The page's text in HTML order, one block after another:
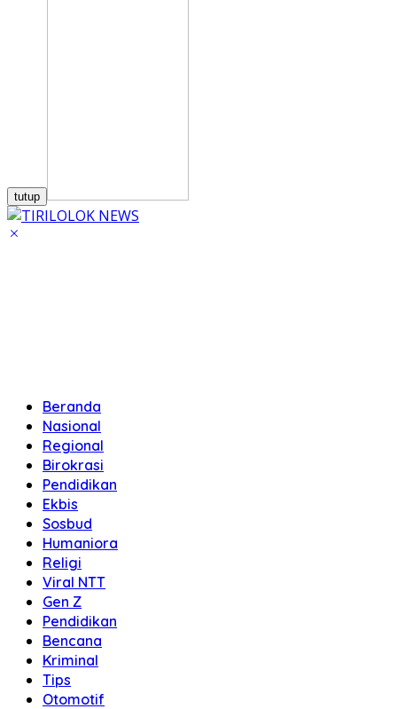
tutup
Beranda
Nasional
Regional
Birokrasi
Pendidikan
Ekbis
Sosbud
Humaniora
Religi
Viral NTT
Gen Z
Pendidikan
Bencana
Kriminal
Tips
Otomotif